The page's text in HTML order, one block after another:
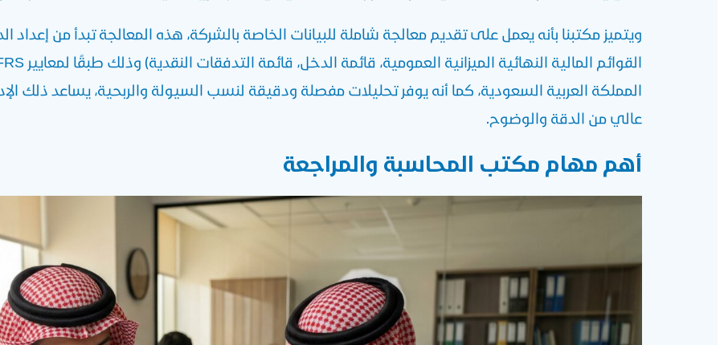
ويتميز مكتبنا بأنه يعمل على تقديم معالجة شاملة للبيانات الخاصة بالشركة، هذه المعالجة تبدأ من إعداد
المملكة العربية السعودية، كما أنه يوفر تحليلات مفصلة ودقيقة لنسب السيولة والربحية، يساعد ذلك
عالي من الدقة والوضوح.
أهم مهام مكتب المحاسبة والمراجعة